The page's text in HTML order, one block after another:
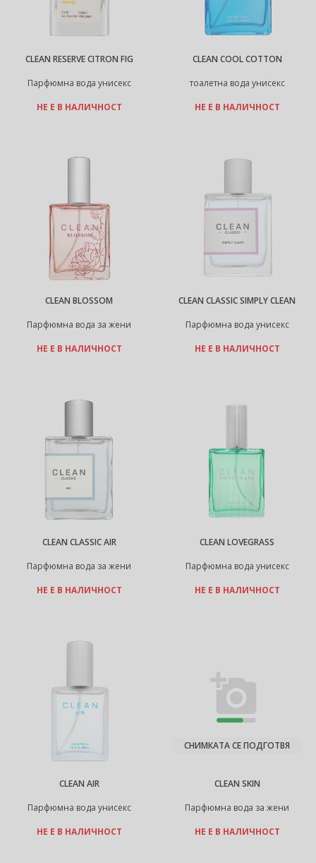
CLEAN RESERVE CITRON FIG
Парфюмна вода унисекс
НЕ Е В НАЛИЧНОСТ
CLEAN COOL COTTON
тоалетна вода унисекс
НЕ Е В НАЛИЧНОСТ
CLEAN BLOSSOM
Парфюмна вода за жени
НЕ Е В НАЛИЧНОСТ
CLEAN CLASSIC SIMPLY CLEAN
Парфюмна вода унисекс
НЕ Е В НАЛИЧНОСТ
CLEAN CLASSIC AIR
Парфюмна вода за жени
НЕ Е В НАЛИЧНОСТ
CLEAN LOVEGRASS
Парфюмна вода унисекс
НЕ Е В НАЛИЧНОСТ
CLEAN AIR
Парфюмна вода унисекс
НЕ Е В НАЛИЧНОСТ
CLEAN SKIN
Парфюмна вода за жени
СНИМКАТА СЕ ПОДГОТВЯ
НЕ Е В НАЛИЧНОСТ